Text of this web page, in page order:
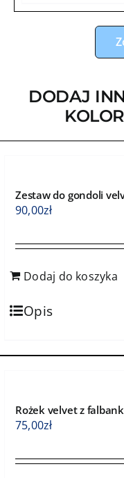
DODAJ
Zestaw do gondoli
90,00zł
Dodaj do koszyka
Opis
Rożek velvet z
75,00zł